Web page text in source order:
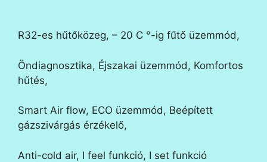
R32-es hűtőközeg, – 20 C °-ig fűtő üzemmód,
Öndiagnosztika, Éjszakai üzemmód, Komfortos
hűtés,
Smart Air flow, ECO üzemmód, Beépített
gázszivárgás érzékelő,
Anti-cold air, I feel funkció, I set funkció